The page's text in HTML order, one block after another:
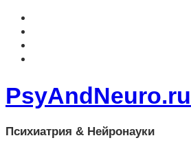
PsyAndNeuro.ru
Психиатрия & Нейронауки